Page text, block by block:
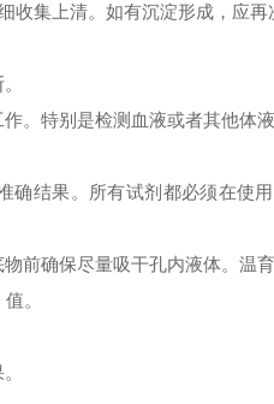
收集上清。如有沉淀形成，应再
。特别是检测血液或者其他体
确结果。所有试剂都必须在使
前确保尽量吸干孔内液体。温
。